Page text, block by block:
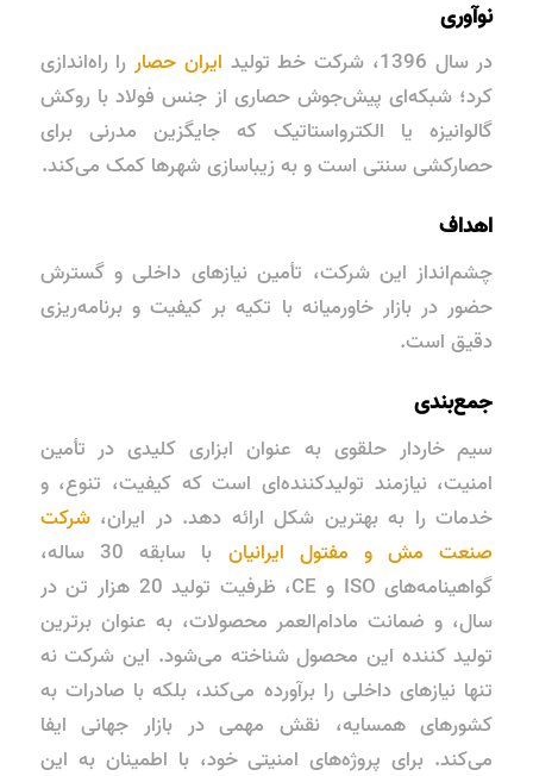
نوآوری
در سال 1396، شرکت خط تولید ایران حصاررا راه‌اندازی
کرد؛ شبکه‌ای پیش‌جوش حصاری از جنس فولاد با روکش
گالوانیزه یا الکترواستاتیک که جایگزین مدرنی برای
حصارکشی سنتی است و به زیباسازی شهرها کمک می‌کند.
اهداف
چشم‌انداز این شرکت، تأمین نیازهای داخلی و گسترش
حضور در بازار خاورمیانه با تکیه بر کیفیت و برنامه‌ریزی
دقیق است.
جمع‌بندی
سیم خاردار حلقوی به عنوان ابزاری کلیدی در تأمین
امنیت، نیازمند تولیدکننده‌ای است که کیفیت، تنوع، و
خدمات را به بهترین شکل ارائه دهد. در ایران،شرکت
صنعت مش و مفتول ایرانیان
با سابقه 30 ساله،
گواهینامه‌های ISO و CE، ظرفیت تولید 20 هزار تن در
سال، و ضمانت مادام‌العمر محصولات، به عنوان برترین
تولید کننده این محصول شناخته می‌شود. این شرکت نه
تنها نیازهای داخلی را برآورده می‌کند، بلکه با صادرات به
کشورهای همسایه، نقش مهمی در بازار جهانی ایفا
می‌کند. برای پروژه‌های امنیتی خود، با اطمینان به این